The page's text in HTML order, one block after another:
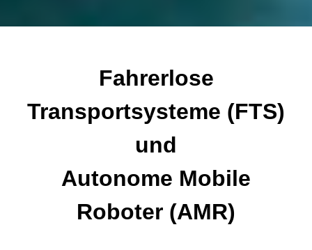
Fahrerlose
Transportsysteme (FTS)
und
Autonome Mobile
Roboter (AMR)